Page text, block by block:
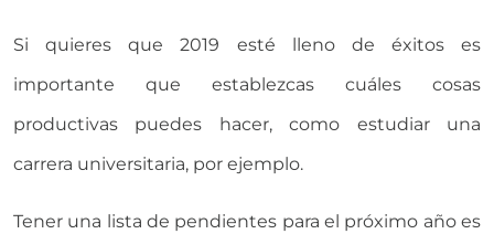
Si quieres que 2019 esté lleno de éxitos es
importante que establezcas cuáles cosas
productivas puedes hacer, como estudiar una
carrera universitaria, por ejemplo.
Tener una lista de pendientes para el próximo año es